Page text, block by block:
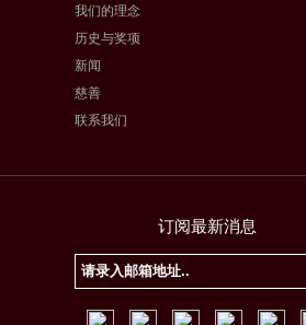
我们的理念
历史与奖项
新闻
慈善
联系我们
订阅最新消息